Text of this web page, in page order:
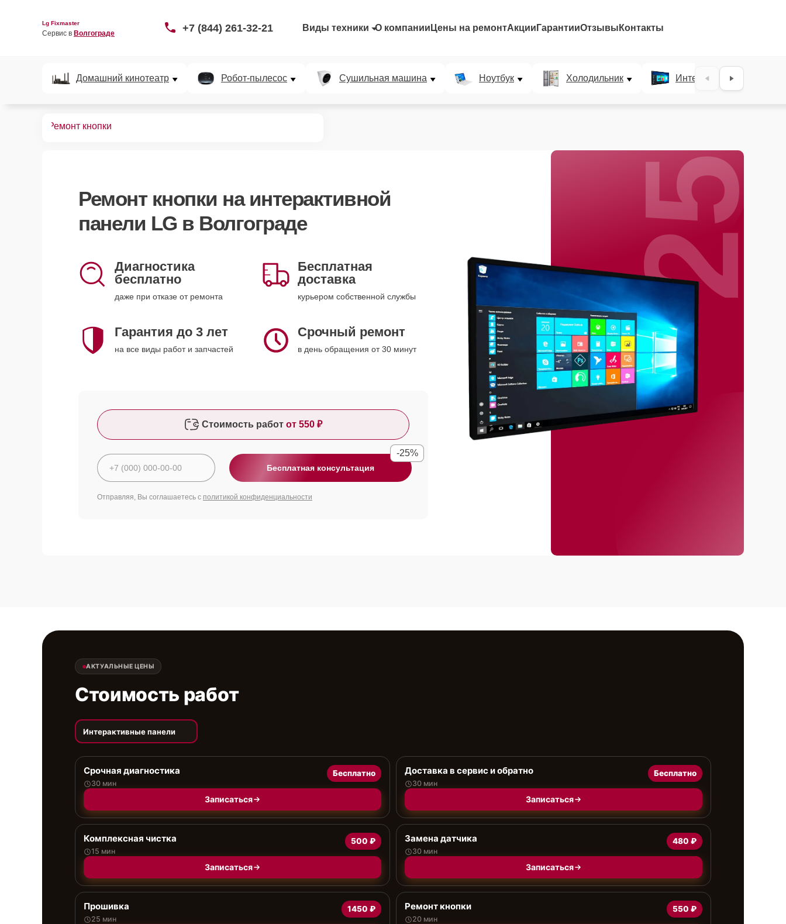
Lg Fixmaster
Сервис в Волгограде +7 (844) 261-32-21 Виды техники О компании Цены на ремонтАкции ГарантииОтзывы Контакты
Домашний кинотеатр Робот-пылесос Сушильная машина Ноутбук Холодильник Интерактивные панели
Ремонт кнопки
Ремонт кнопки на интерактивной
панели LG в Волгограде
Диагностика
бесплатно
даже при отказе от ремонта
Бесплатная
доставка
курьером собственной службы
Гарантия до 3 лет
на все виды работ и запчастей
Срочный ремонт
в день обращения от 30 минут
Стоимость работ от 550 ₽
Бесплатная консультация
-25%
Отправляя, Вы соглашаетесь с политикой конфиденциальности
25%
АКТУАЛЬНЫЕ ЦЕНЫ
Стоимость работ
Интерактивные панели
Срочная диагностика
30 мин
Бесплатно
Записаться
Доставка в сервис и обратно
30 мин
Бесплатно
Записаться
Комплексная чистка
15 мин
500 ₽
Записаться
Замена датчика
30 мин
480 ₽
Записаться
Прошивка
25 мин
1450 ₽ Ремонт кнопки
20 мин
550 ₽